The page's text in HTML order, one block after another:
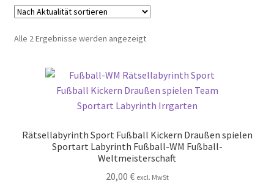
Datenschutzbelehrung
Echtheit von Bewertungen
Kasse
Alle 2 Ergebnisse werden angezeigtNach
Rätsellabyrinth Sport Fußball Kickern Draußen spielen
Sportart Labyrinth Fußball-WM Fußball-
Weltmeisterschaft
20,00 € excl. MwSt